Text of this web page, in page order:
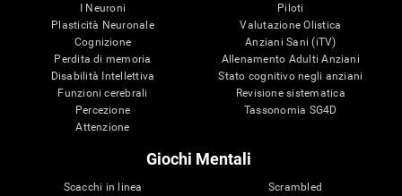
I Neuroni
Plasticità Neuronale
Cognizione
Perdita di memoria
Disabilità Intellettiva
Funzioni cerebrali
Percezione
Attenzione
Piloti
Valutazione Olistica
Anziani Sani (iTV)
Allenamento Adulti Anziani
Stato cognitivo negli anziani
Revisione sistematica
Tassonomia SG4D
Giochi Mentali
Scacchi in linea
Scrambled